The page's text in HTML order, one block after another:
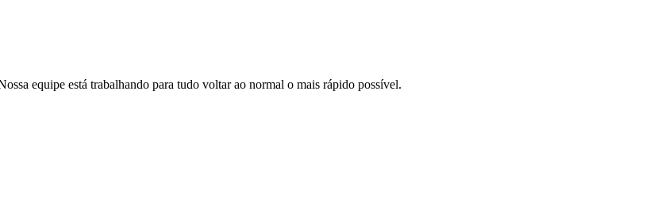
equipe está trabalhando para tudo voltar ao normal o mais rápido possível.